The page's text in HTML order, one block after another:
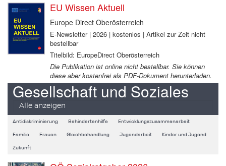
EU Wissen Aktuell
Europe Direct Oberösterreich
E-Newsletter | 2026 | kostenlos | Artikel zur Zeit nicht
bestellbar
Titelbild: EuropeDirect Oberösterreich
Die Publikation ist online nicht bestellbar. Sie können
diese aber kostenfrei als PDF-Dokument herunterladen.
Gesellschaft und Soziales
Alle anzeigen
Antidiskriminierung Behindertenhilfe Entwicklungszusammenarbeit
Familie Frauen Gleichbehandlung Jugendarbeit Kinder und Jugend
Zukunft